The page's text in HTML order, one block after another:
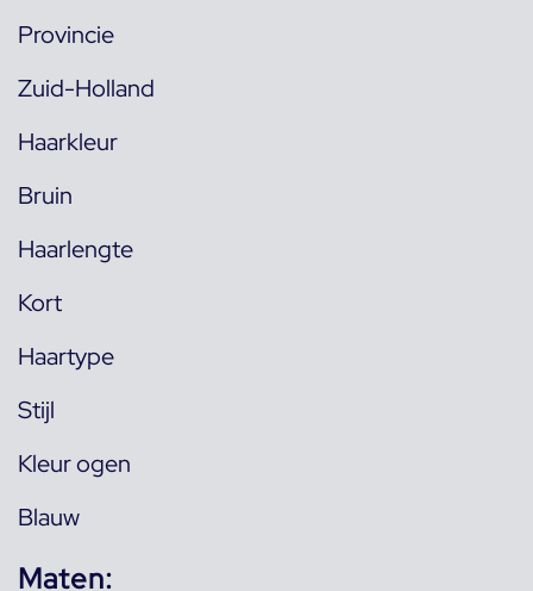
Provincie
Zuid-Holland
Haarkleur
Bruin
Haarlengte
Kort
Haartype
Stijl
Kleur ogen
Blauw
Maten: